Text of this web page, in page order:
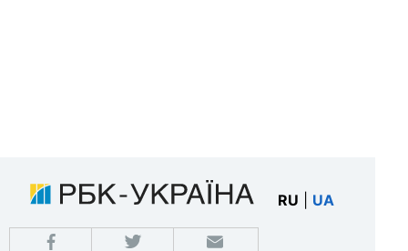
RU UA